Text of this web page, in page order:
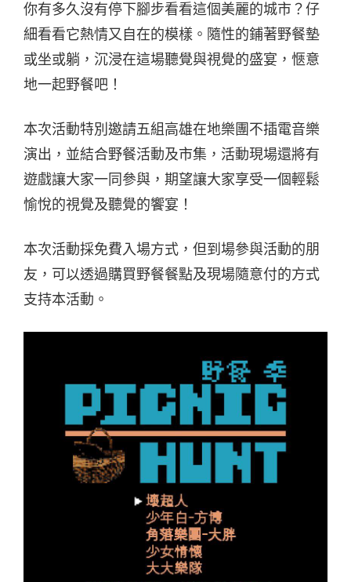
你有多久沒有停下腳步看看這個美麗的城市？仔
細看看它熱情又自在的模樣。隨性的鋪著野餐墊
或坐或躺，沉浸在這場聽覺與視覺的盛宴，愜意
地一起野餐吧！
本次活動特別邀請五組高雄在地樂團不插電音樂
演出，並結合野餐活動及市集，活動現場還將有
遊戲讓大家一同參與，期望讓大家享受一個輕鬆
愉悅的視覺及聽覺的饗宴！
本次活動採免費入場方式，但到場參與活動的朋
友，可以透過購買野餐餐點及現場隨意付的方式
支持本活動。